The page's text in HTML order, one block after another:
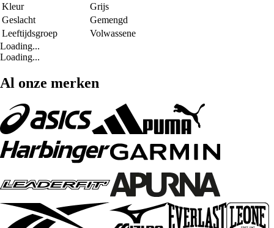
Kleur
Grijs
Geslacht
Gemengd
Leeftijdsgroep
Volwassene
Loading...
Loading...
Al onze merken